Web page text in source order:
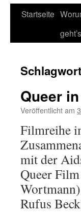
Startseite
Queer
Veröffentlicht am
Filmreihe
mit der
Queer
Rufus